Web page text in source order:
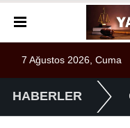
7 Ağustos 2026, Cuma
HABERLER